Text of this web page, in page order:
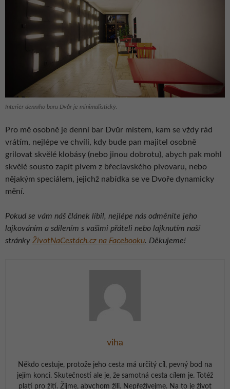
Interiér denního baru Dvůr je minimalistický.
Pro mě osobně je denní bar Dvůr místem, kam se vždy rád
vrátím, nejlépe ve chvíli, kdy bude pan majitel osobně
grilovat skvělé klobásy (nebo jinou dobrotu), abych pak mohl
skvělé sousto zapít pivem z břeclavského pivovaru, nebo
nějakým speciálem, jejichž nabídka se ve Dvoře dynamicky
mění.
Pokud se vám náš článek líbil, nejlépe nás odměníte jeho
lajkováním a sdílením s vašimi přáteli nebo lajknutím naší
stránky ŽivotNaCestách.cz na Facebooku. Děkujeme!
viha
Někdo cestuje, protože jeho cesta má určitý cíl, pevný bod na
jejím konci. Skutečností ale je, že samotná cesta cílem je. Totéž
platí pro žití. Žijme, abychom žili. Nepřežívejme. Na to je život